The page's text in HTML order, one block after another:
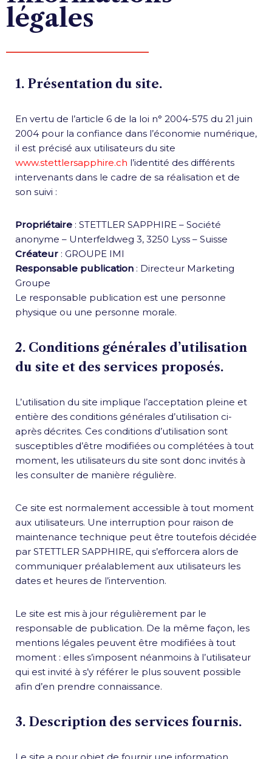
légales
1. Présentation du site.
En vertu de l’article 6 de la loi n° 2004-575 du 21 juin
2004 pour la confiance dans l’économie numérique,
il est précisé aux utilisateurs du site
www.stettlersapphire.ch l’identité des différents
intervenants dans le cadre de sa réalisation et de
son suivi :
Propriétaire : STETTLER SAPPHIRE – Société
anonyme – Unterfeldweg 3, 3250 Lyss – Suisse
Créateur : GROUPE IMI
Responsable publication : Directeur Marketing
Groupe
Le responsable publication est une personne
physique ou une personne morale.
2. Conditions générales d’utilisation
du site et des services proposés.
L’utilisation du site implique l’acceptation pleine et
entière des conditions générales d’utilisation ci-
après décrites. Ces conditions d’utilisation sont
susceptibles d’être modifiées ou complétées à tout
moment, les utilisateurs du site sont donc invités à
les consulter de manière régulière.
Ce site est normalement accessible à tout moment
aux utilisateurs. Une interruption pour raison de
maintenance technique peut être toutefois décidée
par STETTLER SAPPHIRE, qui s’efforcera alors de
communiquer préalablement aux utilisateurs les
dates et heures de l’intervention.
Le site est mis à jour régulièrement par le
responsable de publication. De la même façon, les
mentions légales peuvent être modifiées à tout
moment : elles s’imposent néanmoins à l’utilisateur
qui est invité à s’y référer le plus souvent possible
afin d’en prendre connaissance.
3. Description des services fournis.